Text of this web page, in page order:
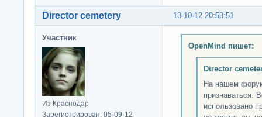
13-10-12 20:53:51
Director cemetery
Участник
Из Краснодар
Зарегистрирован: 05-09-12
OpenMind пишет:
Director
На нашем
признаваться.
использовано